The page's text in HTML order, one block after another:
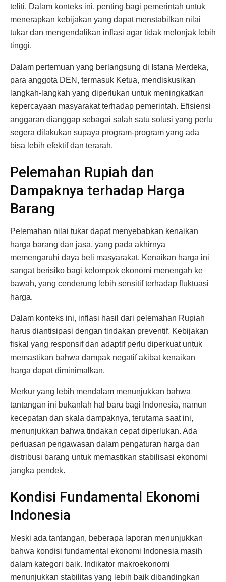
teliti. Dalam konteks ini, penting bagi pemerintah untuk
menerapkan kebijakan yang dapat menstabilkan nilai
tukar dan mengendalikan inflasi agar tidak melonjak lebih
tinggi.
Dalam pertemuan yang berlangsung di Istana Merdeka,
para anggota DEN, termasuk Ketua, mendiskusikan
langkah-langkah yang diperlukan untuk meningkatkan
kepercayaan masyarakat terhadap pemerintah. Efisiensi
anggaran dianggap sebagai salah satu solusi yang perlu
segera dilakukan supaya program-program yang ada
bisa lebih efektif dan terarah.
Pelemahan Rupiah dan
Dampaknya terhadap Harga
Barang
Pelemahan nilai tukar dapat menyebabkan kenaikan
harga barang dan jasa, yang pada akhirnya
memengaruhi daya beli masyarakat. Kenaikan harga ini
sangat berisiko bagi kelompok ekonomi menengah ke
bawah, yang cenderung lebih sensitif terhadap fluktuasi
harga.
Dalam konteks ini, inflasi hasil dari pelemahan Rupiah
harus diantisipasi dengan tindakan preventif. Kebijakan
fiskal yang responsif dan adaptif perlu diperkuat untuk
memastikan bahwa dampak negatif akibat kenaikan
harga dapat diminimalkan.
Merkur yang lebih mendalam menunjukkan bahwa
tantangan ini bukanlah hal baru bagi Indonesia, namun
kecepatan dan skala dampaknya, terutama saat ini,
menunjukkan bahwa tindakan cepat diperlukan. Ada
perluasan pengawasan dalam pengaturan harga dan
distribusi barang untuk memastikan stabilisasi ekonomi
jangka pendek.
Kondisi Fundamental Ekonomi
Indonesia
Meski ada tantangan, beberapa laporan menunjukkan
bahwa kondisi fundamental ekonomi Indonesia masih
dalam kategori baik. Indikator makroekonomi
menunjukkan stabilitas yang lebih baik dibandingkan